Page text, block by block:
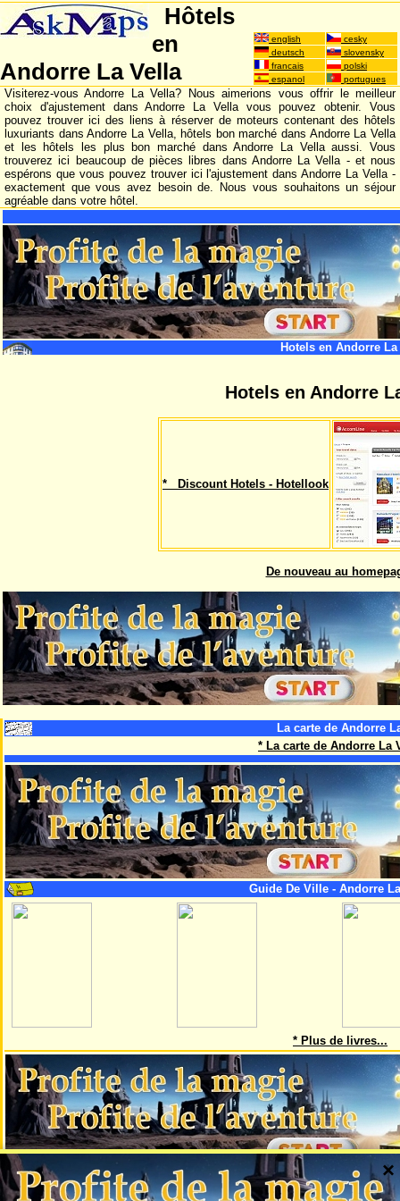
Hôtels
en
Andorre La Vella
english
cesky
deutsch
slovensky
francais
polski
espanol
portugues
Visiterez-vous Andorre La Vella? Nous aimerions vous offrir le meilleur
choix d'ajustement dans Andorre La Vella vous pouvez obtenir. Vous
pouvez trouver ici des liens à réserver de moteurs contenant des hôtels
luxuriants dans Andorre La Vella, hôtels bon marché dans Andorre La Vella
et les hôtels les plus bon marché dans Andorre La Vella aussi. Vous
trouverez ici beaucoup de pièces libres dans Andorre La Vella - et nous
espérons que vous pouvez trouver ici l'ajustement dans Andorre La Vella -
exactement que vous avez besoin de. Nous vous souhaitons un séjour
agréable dans votre hôtel.
Hotels en Andorre La
Hotels en Andorre
* Discount Hotels - Hotellook
De nouveau au
La carte de Andorre
* La carte de Andorre La
Guide De Ville - Andorre
* Plus de livres...
Cette page est une partie du projet AskMaps, qui crée des cartes de
×